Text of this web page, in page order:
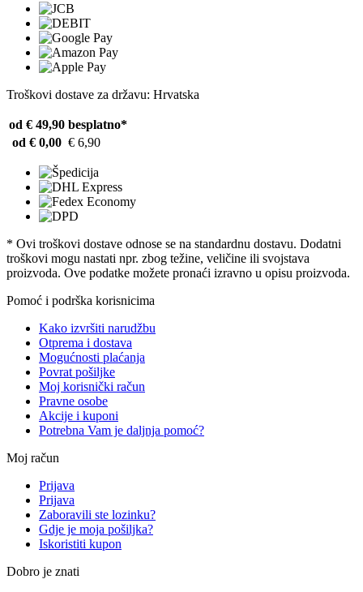
Troškovi dostave za državu: Hrvatska
od € 49,90 besplatno*
od € 0,00 € 6,90
* Ovi troškovi dostave odnose se na standardnu ​​dostavu. Dodatni
troškovi mogu nastati npr. zbog težine, veličine ili svojstava
proizvoda. Ove podatke možete pronaći izravno u opisu proizvoda.
Pomoć i podrška korisnicima
Kako izvršiti narudžbu
Otprema i dostava
Mogućnosti plaćanja
Povrat pošiljke
Moj korisnički račun
Pravne osobe
Akcije i kuponi
Potrebna Vam je daljnja pomoć?
Moj račun
Prijava
Prijava
Zaboravili ste lozinku?
Gdje je moja pošiljka?
Iskoristiti kupon
Dobro je znati